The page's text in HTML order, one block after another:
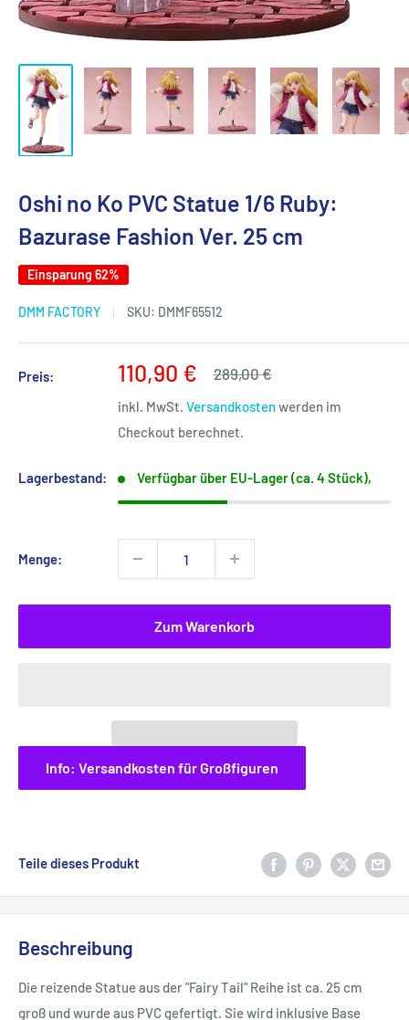
Oshi no Ko PVC Statue 1/6 Ruby:
Bazurase Fashion Ver. 25 cm
Einsparung 62%
DMM FACTORY SKU: DMMF65512
Preis: Sonderpreis
110,90 € Normalpreis
289,00 €
inkl. MwSt. Versandkostenwerden im
Checkout berechnet.
Lagerbestand: Verfügbar über EU-Lager (ca. 4 Stück),
Menge:
Zum Warenkorb
Info: Versandkosten für Großfiguren
Teile dieses Produkt
Beschreibung
Die reizende Statue aus der "Fairy Tail" Reihe ist ca. 25 cm
groß und wurde aus PVC gefertigt. Sie wird inklusive Base